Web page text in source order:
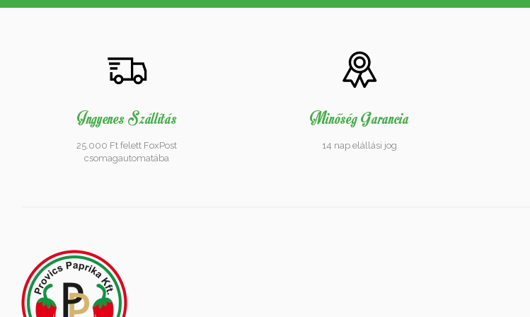
Ingyenes Szállítás
25.000 Ft felett FoxPost
csomagautomatába
Minőség Garancia
14 nap elállási jog